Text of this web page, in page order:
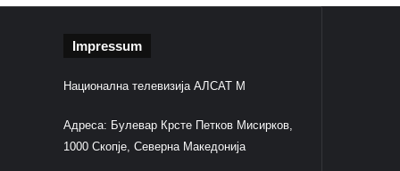
Impressum
Национална телевизија АЛСАТ М
Адреса: Булевар Крсте Петков Мисирков,
1000 Скопје, Северна Македонија